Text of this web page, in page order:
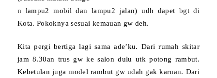
n lampu2 mobil dan lampu2 jalan) udh dapet bgt di
Kota. Pokoknya sesuai kemauan gw deh.
Kita pergi bertiga lagi sama ade’ku. Dari rumah skitar
jam 8.30an trus gw ke salon dulu utk potong rambut.
Kebetulan juga model rambut gw udah gak karuan. Dari